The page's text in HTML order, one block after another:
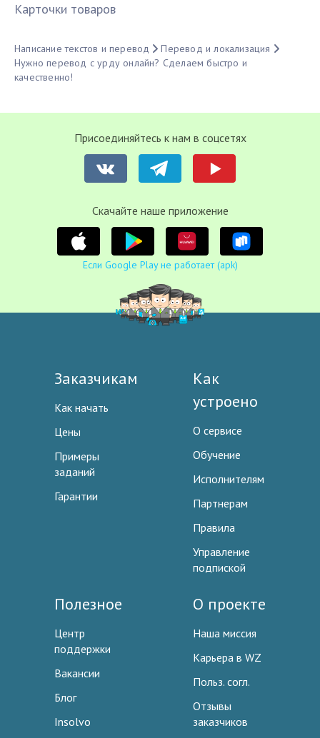
Карточки товаров
Написание текстов и перевод
Перевод и локализация
Нужно перевод с урду онлайн? Сделаем быстро и
качественно!
Присоединяйтесь к нам в соцсетях
Cкачайте наше приложение
Если Google Play не работает (apk)
Заказчикам
Как начать
Цены
Примеры
заданий
Гарантии
Как
устроено
О сервисе
Обучение
Исполнителям
Партнерам
Правила
Управление
подпиской
Полезное
Центр
поддержки
Вакансии
Блог
Insolvo
О проекте
Наша миссия
Карьера в WZ
Польз. согл.
Отзывы
заказчиков